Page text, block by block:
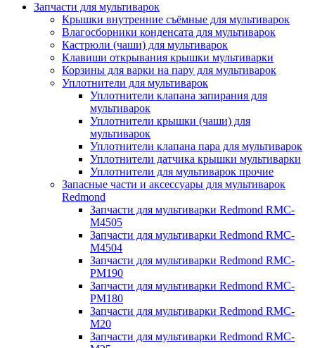
Запчасти для мультиварок
Крышки внутренние съёмные для мультиварок
Влагосборники конденсата для мультиварок
Кастрюли (чаши) для мультиварок
Клавиши открывания крышки мультиварки
Корзины для варки на пару для мультиварок
Уплотнители для мультиварок
Уплотнители клапана запирания для
мультиварок
Уплотнители крышки (чаши) для
мультиварок
Уплотнители клапана пара для мультиварок
Уплотнители датчика крышки мультиварки
Уплотнители для мультиварок прочие
Запасные части и аксессуары для мультиварок
Redmond
Запчасти для мультиварки Redmond RMC-
M4505
Запчасти для мультиварки Redmond RMC-
M4504
Запчасти для мультиварки Redmond RMC-
PM190
Запчасти для мультиварки Redmond RMC-
PM180
Запчасти для мультиварки Redmond RMC-
M20
Запчасти для мультиварки Redmond RMC-